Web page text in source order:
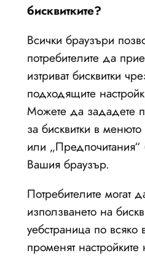
бисквитките?
Всички браузъри
потребителите да
изтриват бисквитки
подходящите
Можете да зададете
за бисквитки в
или
Вашия браузър.
Потребителите могат
използването на
уебстраница по всяко
променят